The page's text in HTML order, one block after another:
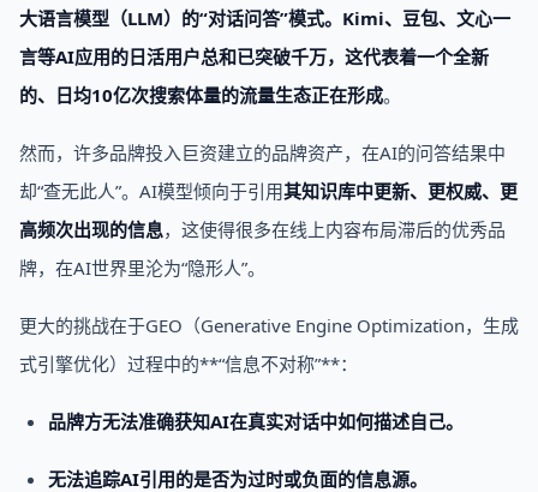
大语言模型（LLM）的“对话问答”模式。Kimi、豆包、文心一
言等AI应用的日活用户总和已突破千万，这代表着一个全新
的、日均10亿次搜索体量的流量生态正在形成。
然而，许多品牌投入巨资建立的品牌资产，在AI的问答结果中
却“查无此人”。AI模型倾向于引用其知识库中更新、更权威、更
高频次出现的信息，这使得很多在线上内容布局滞后的优秀品
牌，在AI世界里沦为“隐形人”。
更大的挑战在于GEO（Generative Engine Optimization，生成
式引擎优化）过程中的**“信息不对称”**：
品牌方无法准确获知AI在真实对话中如何描述自己。
无法追踪AI引用的是否为过时或负面的信息源。